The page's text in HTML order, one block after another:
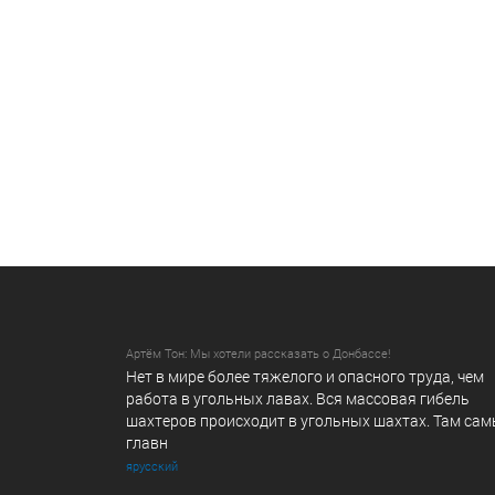
Артём Тон: Мы хотели рассказать о Донбассе!
Нет в мире более тяжелого и опасного труда, чем
работа в угольных лавах. Вся массовая гибель
шахтеров происходит в угольных шахтах. Там
главн
ярусский